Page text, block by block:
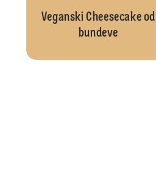
Veganski Cheesecake od
bundeve